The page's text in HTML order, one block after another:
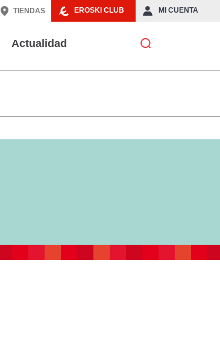
EROSKI CLUB MI CUENTA
TIENDAS
Actualidad